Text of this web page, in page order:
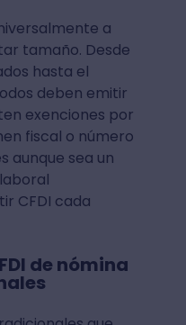
a
tamaño. Desde
hasta el
deben emitir
exenciones por
fiscal o número
aunque sea un
CFDI cada
de nómina